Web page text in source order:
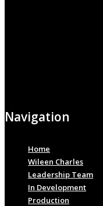
Navigation
Home
Wileen Charles
Leadership Team
In Development
Production